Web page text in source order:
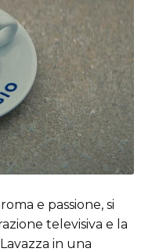
e passione, si
televisiva e la
in una